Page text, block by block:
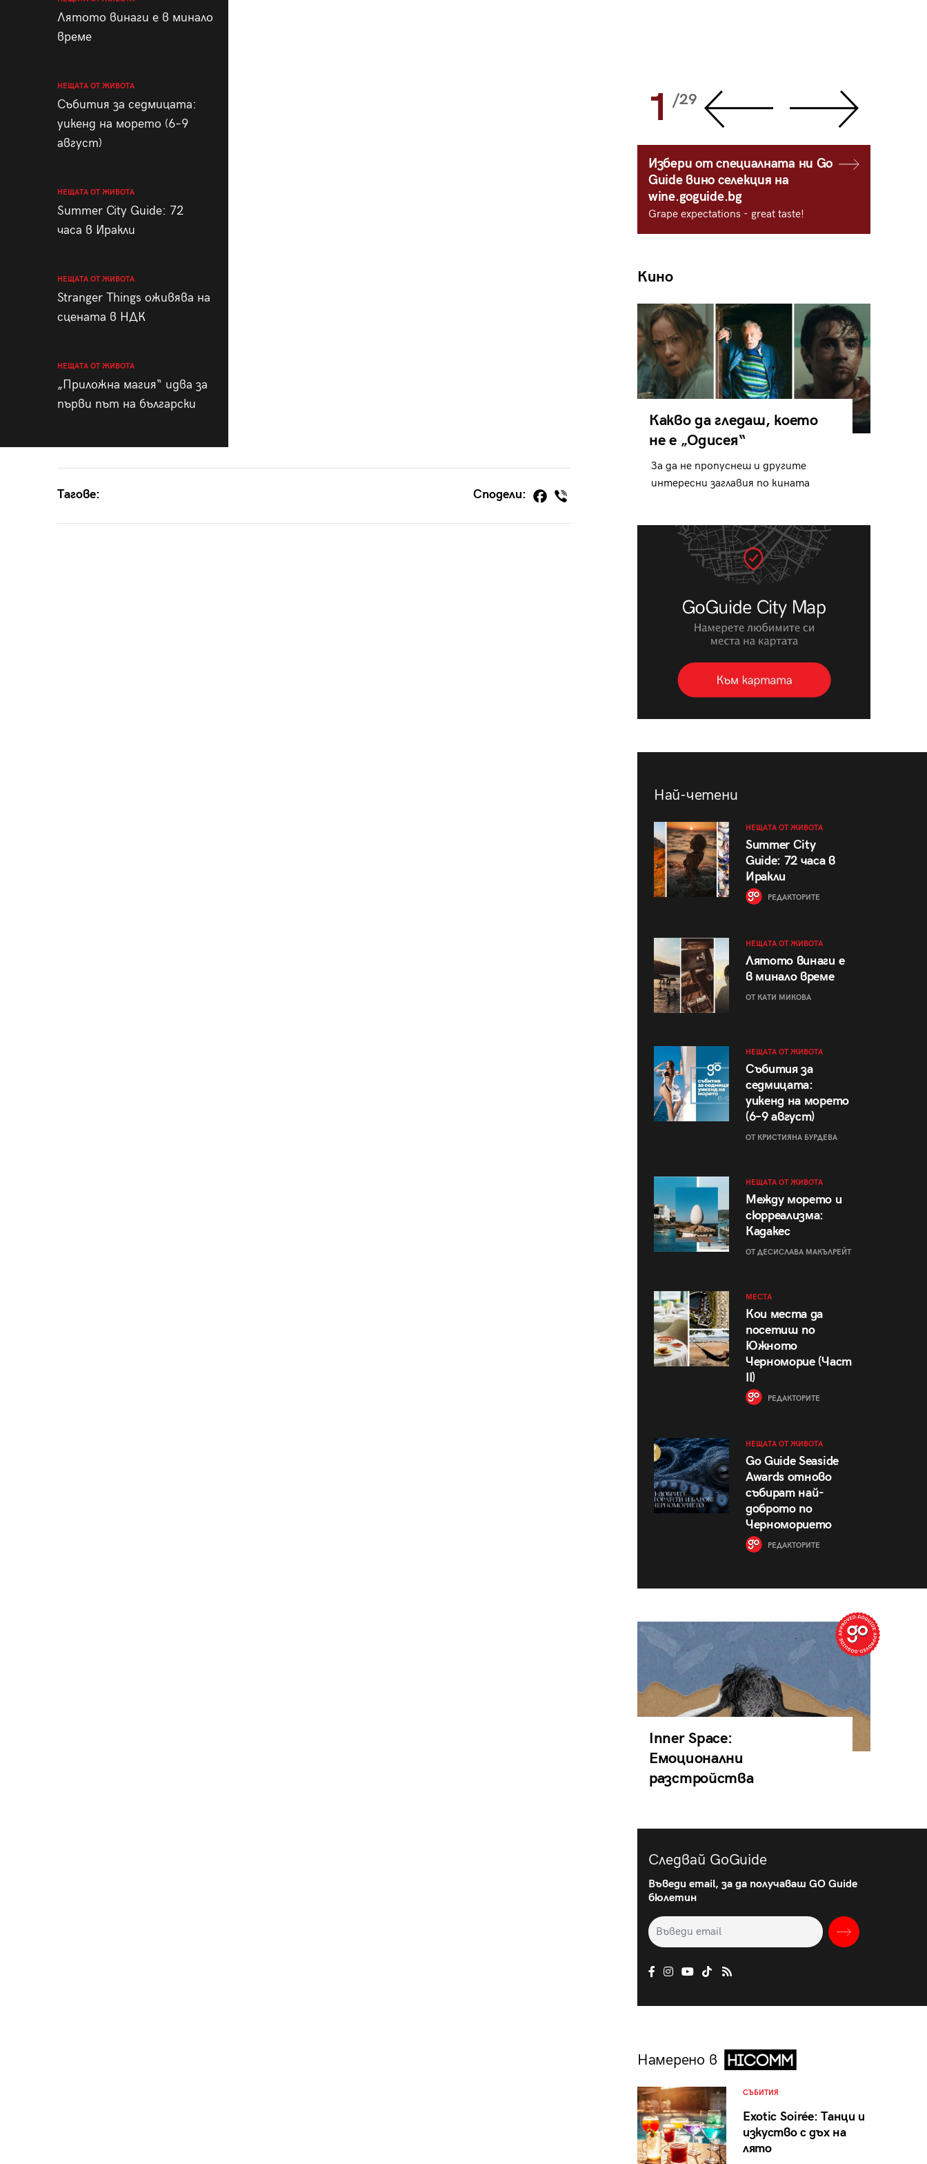
Лятото винаги е в минало
време
НЕЩАТА ОТ ЖИВОТА
Събития за седмицата:
уикенд на морето (6–9
август)
НЕЩАТА ОТ ЖИВОТА
Summer City Guide: 72
часа в Иракли
НЕЩАТА ОТ ЖИВОТА
Stranger Things оживява на
сцената в НДК
НЕЩАТА ОТ ЖИВОТА
„Приложна магия“ идва за
първи път на български
Тагове: Сподели:
28 1 /29
Избери от специалната ни Go
Guide вино селекция на
wine.goguide.bg
Grape expectations - great taste!
Кино
Какво да гледаш, което
не е „Одисея“
За да не пропуснеш и другите
интересни заглавия по кината
Най-четени
НЕЩАТА ОТ ЖИВОТА
Summer City
Guide: 72 часа в
Иракли
РЕДАКТОРИТЕ
НЕЩАТА ОТ ЖИВОТА
Лятото винаги е
в минало време
ОТ КАТИ МИКОВА
НЕЩАТА ОТ ЖИВОТА
Събития за
седмицата:
уикенд на морето
(6–9 август)
ОТ КРИСТИЯНА БУРДЕВА
НЕЩАТА ОТ ЖИВОТА
Между морето и
сюрреализма:
Кадакес
ОТ ДЕСИСЛАВА МАКЪЛРЕЙТ
МЕСТА
Кои места да
посетиш по
Южното
Черноморие (Част
II)
РЕДАКТОРИТЕ
НЕЩАТА ОТ ЖИВОТА
Go Guide Seaside
Awards отново
събират най-
доброто по
Черноморието
РЕДАКТОРИТЕ
Inner Space:
Емоционални
разстройства
Следвай GoGuide
Въведи email, за да получаваш GO Guide
бюлетин
Намерено в
СЪБИТИЯ
Exotic Soirée: Танци и
изкуство с дъх на
лято